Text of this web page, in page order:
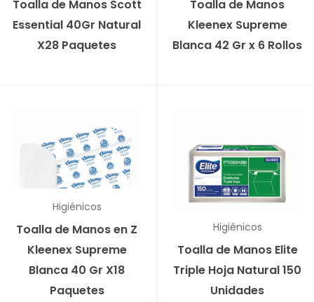
Toalla de Manos Scott
Essential 40Gr Natural
X28 Paquetes
Toalla de Manos
Kleenex Supreme
Blanca 42 Gr x 6 Rollos
Higiénicos
Toalla de Manos en Z
Kleenex Supreme
Blanca 40 Gr X18
Paquetes
Higiénicos
Toalla de Manos Elite
Triple Hoja Natural 150
Unidades